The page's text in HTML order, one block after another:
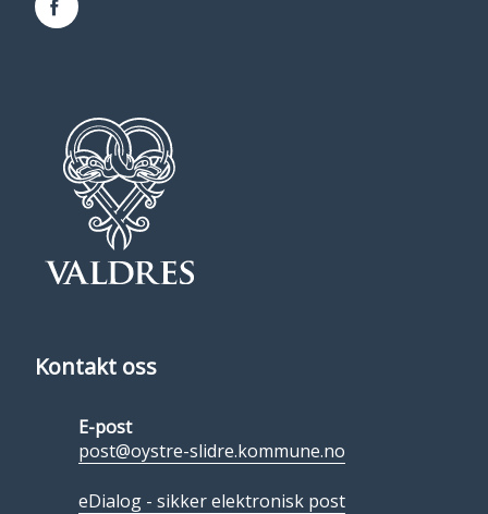
Facebook
Kontakt oss
E-post
post@oystre-slidre.kommune.no
eDialog - sikker elektronisk post